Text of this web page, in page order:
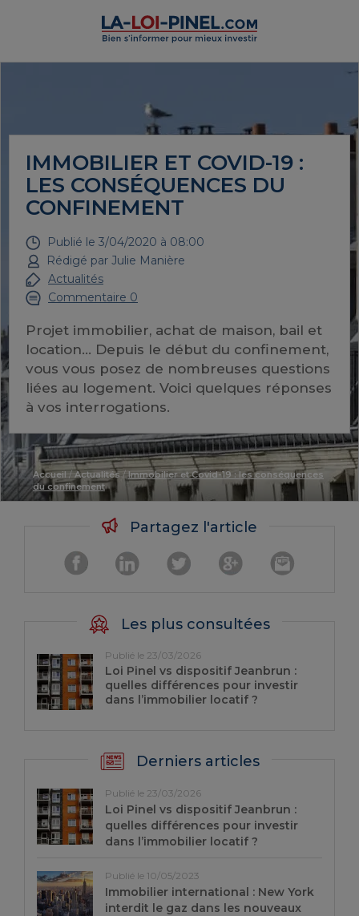
IMMOBILIER ET COVID-19 :
LES CONSÉQUENCES DU
CONFINEMENT
Publié le 3/04/2020 à 08:00
Rédigé par Julie Manière
Actualités
Commentaire 0
Projet immobilier, achat de maison, bail et
location... Depuis le début du confinement,
vous vous posez de nombreuses questions
liées au logement. Voici quelques réponses
à vos interrogations.
Accueil/ Actualités /Immobilier et Covid-19 : les conséquences
du confinement
Partagez l'article
Les plus consultées
Publié le 23/03/2026
Loi Pinel vs dispositif Jeanbrun :
quelles différences pour investir
dans l’immobilier locatif ?
Derniers articles
Publié le 23/03/2026
Loi Pinel vs dispositif Jeanbrun :
quelles différences pour investir
dans l’immobilier locatif ?
Publié le 10/05/2023
Immobilier international : New York
interdit le gaz dans les nouveaux